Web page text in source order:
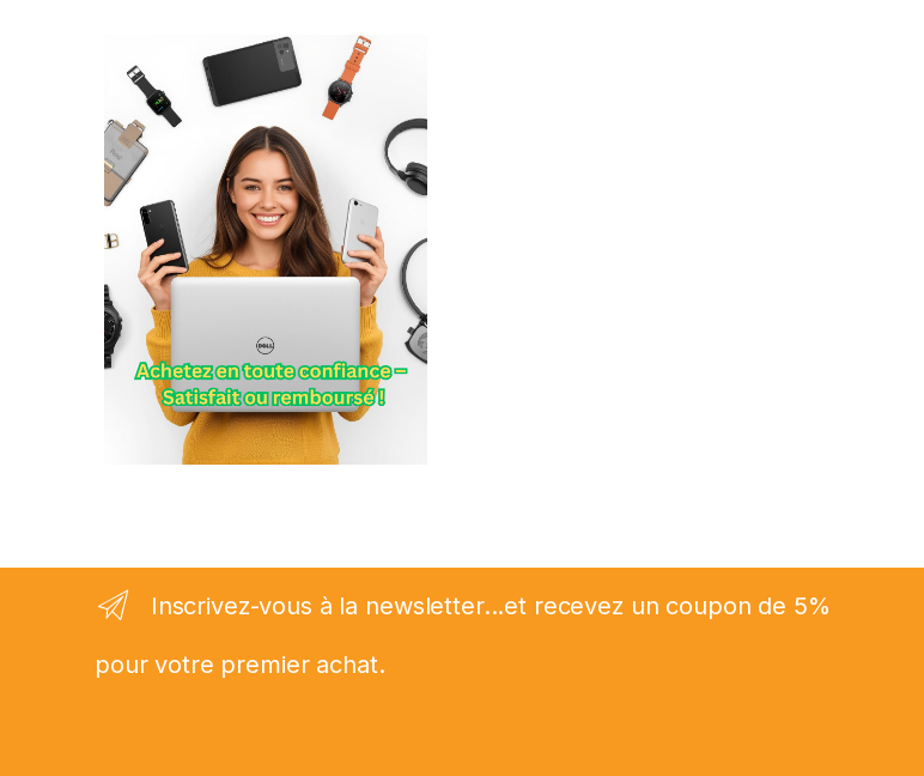
Inscrivez-vous à la newsletter...et recevez un coupon de 5%
pour votre premier achat.